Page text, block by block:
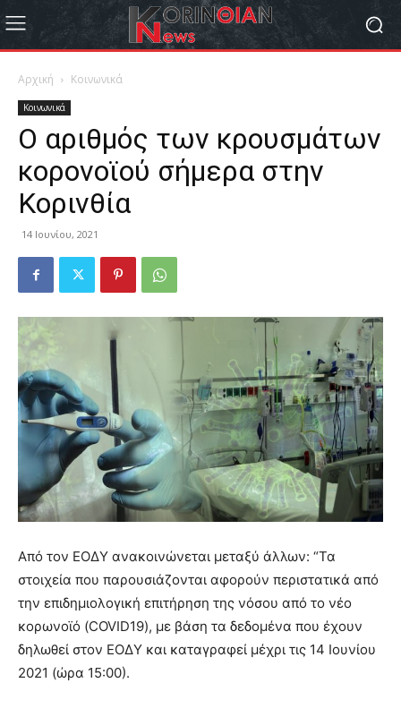
Αρχική Κοινωνικά
Κοινωνικά
Ο αριθμός των κρουσμάτων
κορονοϊού σήμερα στην
Κορινθία
14 Ιουνίου, 2021
Από τον ΕΟΔΥ ανακοινώνεται μεταξύ άλλων: “Τα
στοιχεία που παρουσιάζονται αφορούν περιστατικά από
την επιδημιολογική επιτήρηση της νόσου από το νέο
κορωνοϊό (COVID19), με βάση τα δεδομένα που έχουν
δηλωθεί στον ΕΟΔΥ και καταγραφεί μέχρι τις 14 Ιουνίου
2021 (ώρα 15:00).